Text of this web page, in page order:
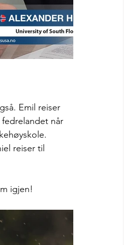
Emil reiser
når
reiser til
igjen!